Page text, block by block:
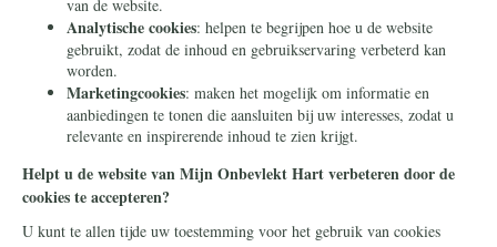
Periodiek
Nalaten
Zelf overschrijven